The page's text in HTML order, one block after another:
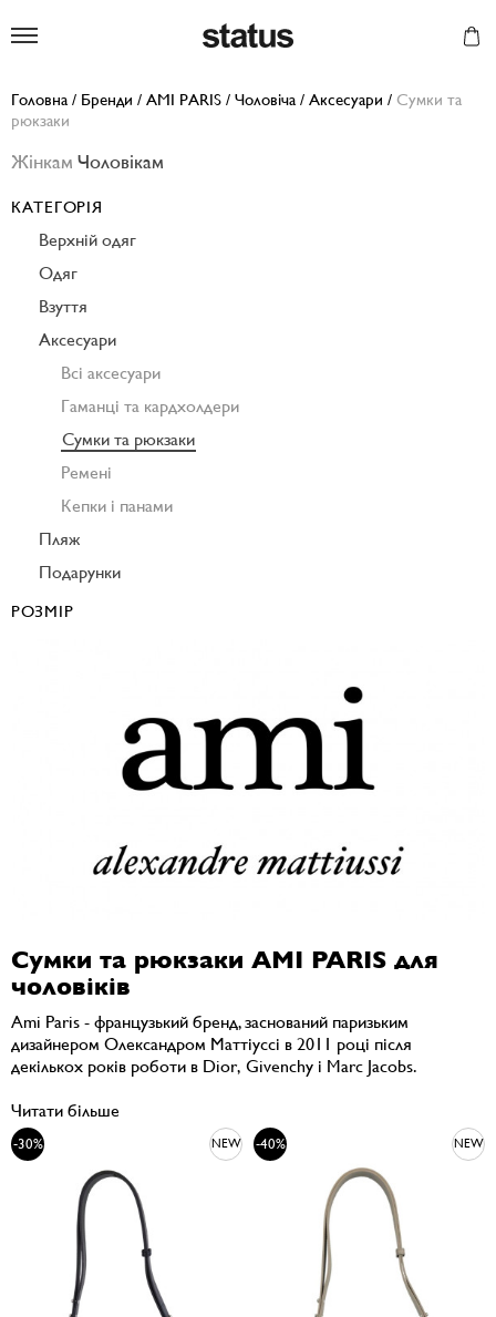
Головна / Бренди / AMI PARIS / Чоловіча / Аксесуари / Сумки та
рюкзаки
Сумки та рюкзаки AMI PARIS для
чоловіків
Ami Paris - французький бренд, заснований паризьким
дизайнером Олександром Маттіуссі в 2011 році після
декількох років роботи в Dior, Givenchy і Marc Jacobs.
Читати більше
-30% NEW -40% NEW
Жінкам Чоловікам
КАТЕГОРІЯ
Верхній одяг
Одяг
Взуття
Аксесуари
Всі аксесуари
Гаманці та кардхолдери
Сумки та рюкзаки
Ремені
Кепки і панами
Пляж
Подарунки
РОЗМІР